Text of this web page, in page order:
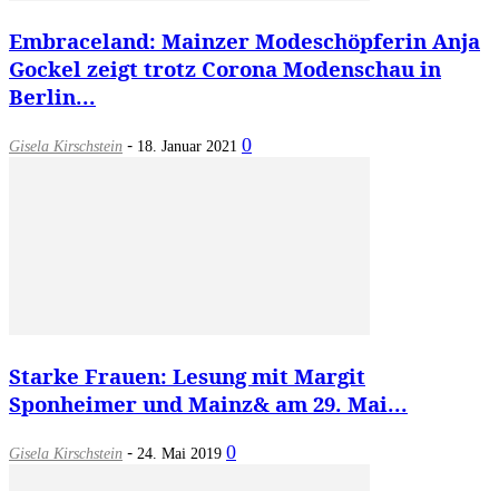
Embraceland: Mainzer Modeschöpferin Anja
Gockel zeigt trotz Corona Modenschau in
Berlin...
Gisela Kirschstein - 18. Januar 2021 0
Starke Frauen: Lesung mit Margit
Sponheimer und Mainz& am 29. Mai...
Gisela Kirschstein - 24. Mai 2019 0